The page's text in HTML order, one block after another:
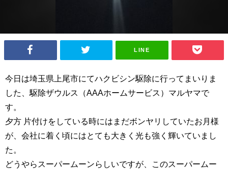
LINE
今日は埼玉県上尾市にてハクビシン駆除に行ってまいりま
した、駆除ザウルス（AAAホームサービス）マルヤマで
す。
夕方 片付けをしている時にはまだボンヤリしていたお月様
が、会社に着く頃にはとても大きく光も強く輝いていまし
た。
どうやらスーパームーンらしいですが、このスーパームー